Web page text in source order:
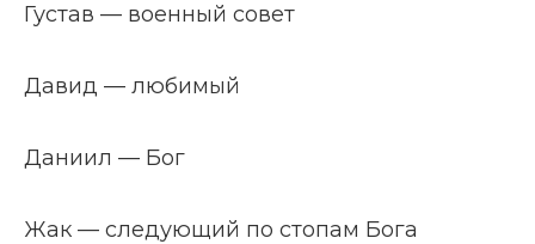
Густав — военный совет
Давид — любимый
Даниил — Бог
Жак — следующий по стопам Бога